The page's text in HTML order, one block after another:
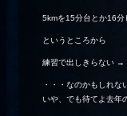
5kmを15分台とか16分
というところから
練習で出しきらない →
・・・なのかもしれな
いや、でも待てよ去年